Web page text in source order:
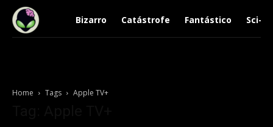
Bizarro Catástrofe Fantástico Sci-Fi
Home Tags Apple TV+